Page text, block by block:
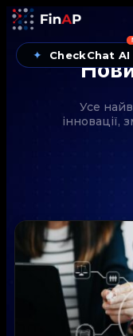
✦ CheckChat AI
Усе
інновації,